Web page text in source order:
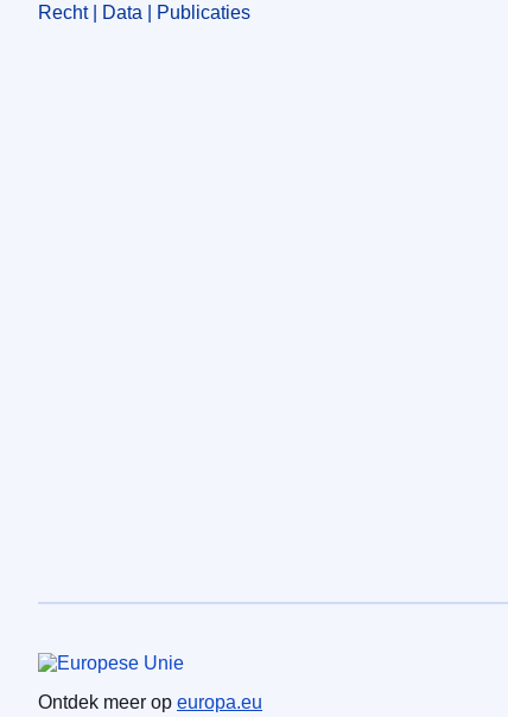
Recht | Data | Publicaties
Europese Unie
Ontdek meer op europa.eu